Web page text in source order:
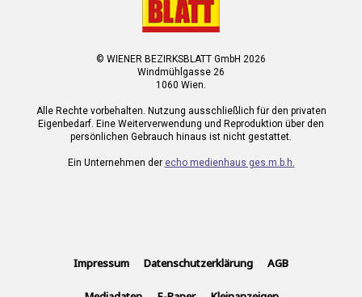
© WIENER BEZIRKSBLATT GmbH 2026
Windmühlgasse 26
1060 Wien.
Alle Rechte vorbehalten. Nutzung ausschließlich für den privaten
Eigenbedarf. Eine Weiterverwendung und Reproduktion über den
persönlichen Gebrauch hinaus ist nicht gestattet.
Ein Unternehmen der echo medienhaus ges.m.b.h.
Impressum Datenschutzerklärung AGB